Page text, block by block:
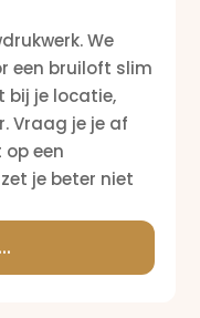
We
een bruiloft slim
bij je locatie,
Vraag je je af
een
je beter niet